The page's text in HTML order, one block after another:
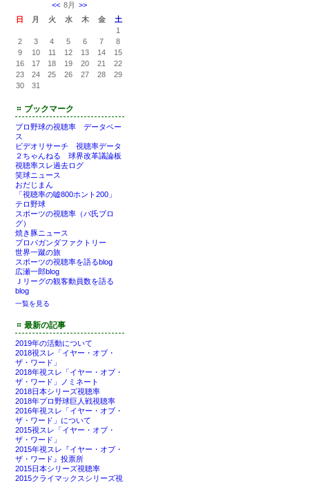
<< 8月 >>
日
月 火 水 木 金
土
1
2
3 4 5 6 7
8
9
10 11 12 13 14
15
16
17 18 19 20 21
22
23
24 25 26 27 28
29
30
31
ブックマーク
プロ野球の視聴率 データベー
ス
ビデオリサーチ 視聴率データ
２ちゃんねる 球界改革議論板
視聴率スレ過去ログ
笑球ニュース
おだじまん
「視聴率の嘘800ホント200」
テロ野球
スポーツの視聴率（バ氏ブロ
グ）
焼き豚ニュース
プロパガンダファクトリー
世界一蹴の旅
スポーツの視聴率を語るblog
広瀬一郎blog
Ｊリーグの観客動員数を語る
blog
一覧を見る
最新の記事
2019年の活動について
2018視スレ「イヤー・オブ・
ザ・ワード」
2018年視スレ「イヤー・オブ・
ザ・ワード」ノミネート
2018日本シリーズ視聴率
2018年プロ野球巨人戦視聴率
2016年視スレ「イヤー・オブ・
ザ・ワード」について
2015視スレ「イヤー・オブ・
ザ・ワード」
2015年視スレ『イヤー・オブ・
ザ・ワード』投票所
2015日本シリーズ視聴率
2015クライマックスシリーズ視